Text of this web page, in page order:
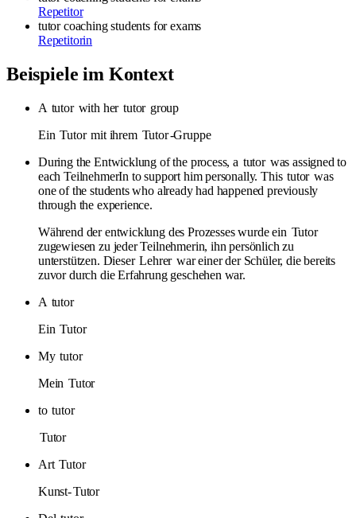
Repetitor
tutor coaching students for exams
Repetitorin
Beispiele im Kontext
A tutor with her tutor group
Ein Tutor mit ihrem Tutor-Gruppe
During the Entwicklung of the process, a tutor was assigned to
each TeilnehmerIn to support him personally. This tutor was
one of the students who already had happened previously
through the experience.
Während der entwicklung des Prozesses wurde ein Tutor
zugewiesen zu jeder Teilnehmerin, ihn persönlich zu
unterstützen. Dieser Lehrer war einer der Schüler, die bereits
zuvor durch die Erfahrung geschehen war.
A tutor
Ein Tutor
My tutor
Mein Tutor
to tutor
Tutor
Art Tutor
Kunst-Tutor